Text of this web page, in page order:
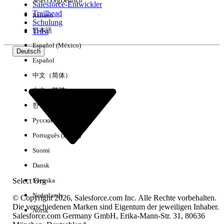
Erfahrung
Keine Ergebnisse
Salesforce-Entwickler
Trailhead
Schulung
Trust
Deutsch
Select Org
Italiano
日本語
Español (México)
Español
中文（简体）
中文（繁體）
한국어
Русский
Português (Brasil)
Suomi
Dansk
Svenska
Nederlands
Norsk
© Copyright 2026, Salesforce.com Inc. Alle Rechte vorbehalten.
Die verschiedenen Marken sind Eigentum der jeweiligen Inhaber.
Salesforce.com Germany GmbH, Erika-Mann-Str. 31, 80636